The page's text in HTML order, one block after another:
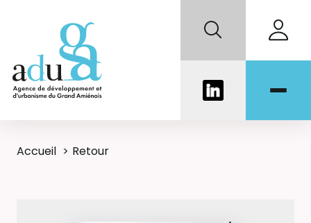
Accueil Retour